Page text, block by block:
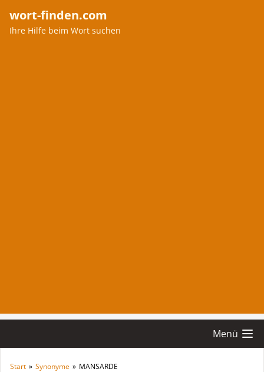
wort-finden.com
Ihre Hilfe beim Wort suchen
Menü
Start » Synonyme » MANSARDE